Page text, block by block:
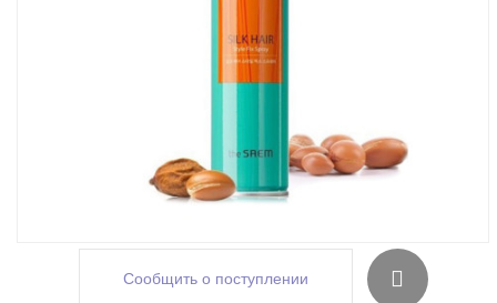
Сообщить о поступлении